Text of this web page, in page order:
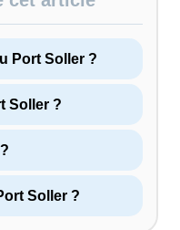
Port Soller ?
Soller ?
Soller ?